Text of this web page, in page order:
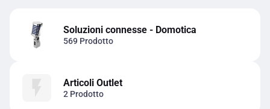
Soluzioni connesse - Domotica
569 Prodotto
Articoli Outlet
2 Prodotto